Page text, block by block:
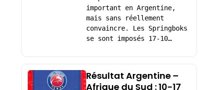
important en Argentine,
mais sans réellement
convaincre. Les Springboks
se sont imposés 17-10…
Résultat Argentine –
Afrique du Sud : 10-17